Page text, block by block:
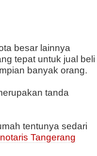
besar lainnya
tepat untuk jual beli
banyak orang.
tanda
tentunya sedari
notaris Tangerang